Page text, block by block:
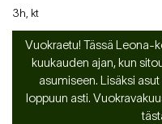
3h, kt
Vuokraetu! Tässä Leona-
kuukauden ajan, kun
asumiseen. Lisäksi
loppuun asti.